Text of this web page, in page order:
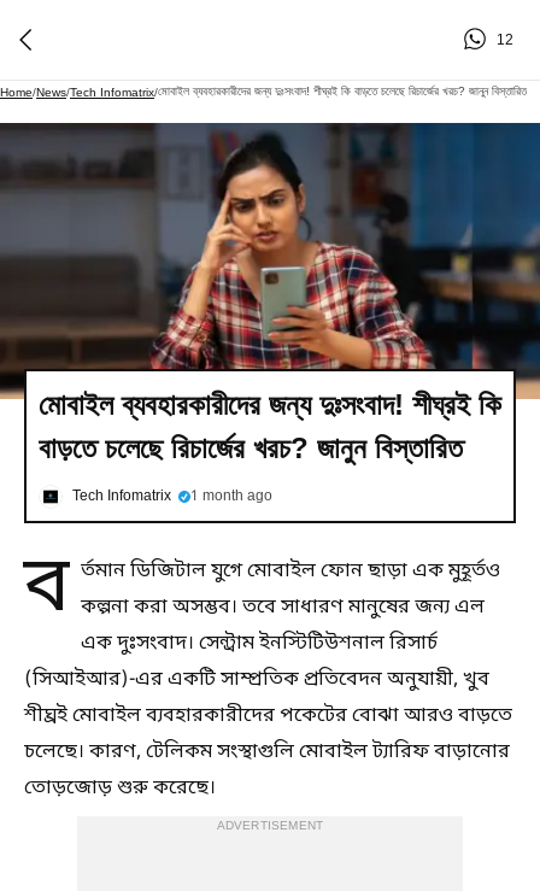
12
Home/News/Tech Infomatrix/মোবাইল ব্যবহারকারীদের জন্য দুঃসংবাদ! শীঘ্রই কি বাড়তে চলেছে রিচার্জের খরচ? জানুন বিস্তারিত
মোবাইল ব্যবহারকারীদের জন্য দুঃসংবাদ! শীঘ্রই কি
বাড়তে চলেছে রিচার্জের খরচ? জানুন বিস্তারিত
Tech Infomatrix 1 month ago
ব র্তমান ডিজিটাল যুগে মোবাইল ফোন ছাড়া এক মুহূর্তও
কল্পনা করা অসম্ভব। তবে সাধারণ মানুষের জন্য এল
এক দুঃসংবাদ। সেন্ট্রাম ইনস্টিটিউশনাল রিসার্চ
(সিআইআর)-এর একটি সাম্প্রতিক প্রতিবেদন অনুযায়ী, খুব
শীঘ্রই মোবাইল ব্যবহারকারীদের পকেটের বোঝা আরও বাড়তে
চলেছে। কারণ, টেলিকম সংস্থাগুলি মোবাইল ট্যারিফ বাড়ানোর
তোড়জোড় শুরু করেছে।
ADVERTISEMENT